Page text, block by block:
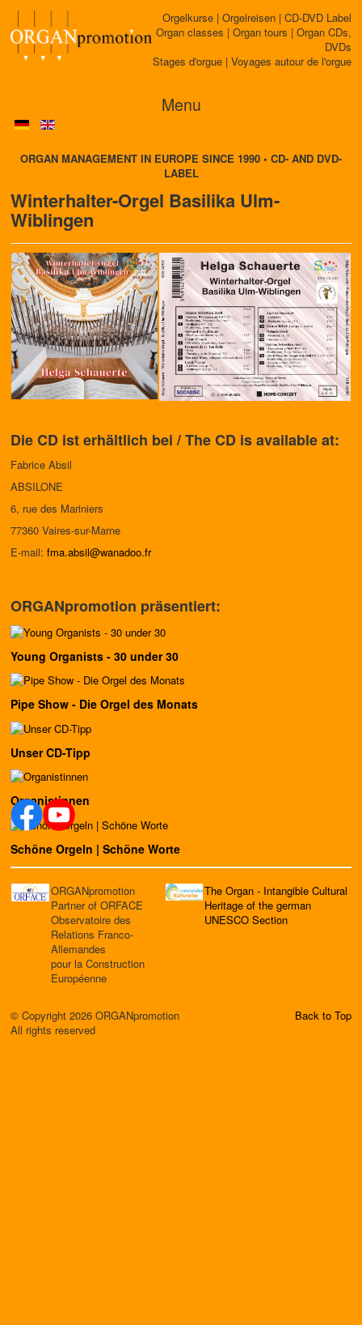
Orgelkurse | Orgelreisen | CD-DVD Label
Organ classes | Organ tours | Organ CDs,
DVDs
Stages d'orgue | Voyages autour de l'orgue
Menu
ORGAN MANAGEMENT IN EUROPE SINCE 1990 • CD- AND DVD-
LABEL
Winterhalter-Orgel Basilika Ulm-
Wiblingen
Die CD ist erhältlich bei / The CD is available at:
Fabrice Absil
ABSILONE
6, rue des Mariniers
77360 Vaires-sur-Marne
E-mail: fma.absil@wanadoo.fr
ORGANpromotion präsentiert:
Young Organists - 30 under 30
Pipe Show - Die Orgel des Monats
Unser CD-Tipp
Organistinnen
Schöne Orgeln | Schöne Worte
ORGANpromotion
Partner of ORFACE
Observatoire des
Relations Franco-
Allemandes
pour la Construction
Européenne
The Organ - Intangible Cultural
Heritage of the german
UNESCO Section
© Copyright 2026 ORGANpromotion
All rights reserved
Back to Top